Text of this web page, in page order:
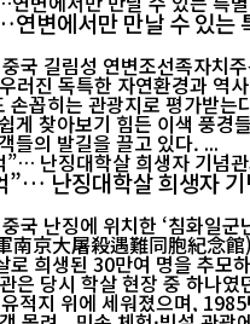
변에서만 만날 수 있는
국 길림성 연변조선족자치
러진 독특한 자연환경과 역
손꼽히는 관광지로 평가받는
게 찾아보기 힘든 이색 풍경
해 있어 국내외 관광객들의 발길을 끌고 있다. ...
”… 난징대학살 희생자 기
국 난징에 위치한 ‘침화일군
南京大屠殺遇難同胞紀念館
로 희생된 30만여 명을 추모
은 당시 학살 현장 중 하나였
적지 위에 세워졌으며,